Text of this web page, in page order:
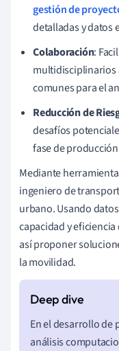
s
el
i
m
p
a
ct
(E
k
=
1
2
m
2)
gestión de
detalladas y datos
Colaboración:
comunes para el
Reducción de
desafíos
fase de
Mediante
ingeniero de
urbano. Usando
capacidad y
así proponer
la movilidad.
En el desarrollo de
análisis